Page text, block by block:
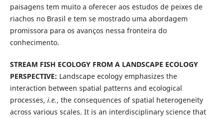
paisagens tem muito a oferecer aos estudos de peixes de
riachos no Brasil e tem se mostrado uma abordagem
promissora para os avanços nessa fronteira do
conhecimento.
STREAM FISH ECOLOGY FROM A LANDSCAPE ECOLOGY
PERSPECTIVE: Landscape ecology emphasizes the
interaction between spatial patterns and ecological
processes, i.e., the consequences of spatial heterogeneity
across various scales. It is an interdisciplinary science that